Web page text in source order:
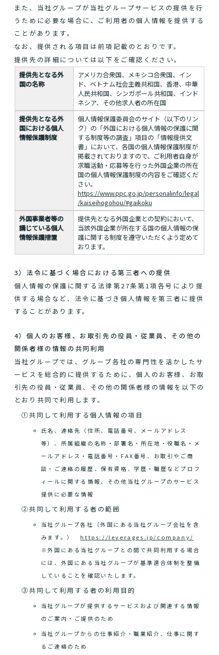
また、当社グループが当社グループサービスの提供を行
うために必要な場合に、ご利用者の個人情報を提供する
ことがあります。
なお、提供される項目は前項記載のとおりです。
提供先の詳細については以下をご確認ください。
提供先となる外
国の名称
アメリカ合衆国、メキシコ合衆国、イン
ド、ベトナム社会主義共和国、香港、中華
人民共和国、シンガポール共和国、インド
ネシア、その他求人者の所在国
提供先となる外
国における個人
情報保護制度
個人情報保護委員会のサイト（以下のリン
ク）の「外国における個人情報の保護に関
する制度等の調査」項目の「情報提供文
書」において、各国の個人情報保護制度が
掲載されておりますので、ご利用者自身が
求職活動・応募等を行った外国企業の所在
国の個人情報保護制度の内容をご確認くだ
さい。
https://www.ppc.go.jp/personalinfo/legal
/kaiseihogohou/#gaikoku
外国事業者等の
講じている個人
情報保護措置
提供先となる外国企業との契約において、
当該外国企業が所在する国の個人情報の保
護に関する制度を遵守いただくよう定めて
おります。
3）法令に基づく場合における第三者への提供
個人情報の保護に関する法律第27条第1項各号により提
供する場合など、法令に基づき個人情報を第三者に提供
することがあります。
4）個人のお客様、お取引先の役員・従業員、その他の
関係者様の情報の共同利用
当社グループでは、グループ各社の専門性を活かしたサ
ービスを総合的に提供するために、個人のお客様、お取
引先の役員・従業員、その他の関係者様の情報を以下の
とおり共同で利用します。
①共同して利用する個人情報の項目
氏名、連絡先（住所、電話番号、メールアドレス
等）、所属組織の名称・部署名・所在地・役職名・メ
ールアドレス・電話番号・FAX番号、お取引やご商
談・ご連絡の履歴、保有資格、学歴・職歴などプロフ
ィールに関する情報、その他当社グループのサービス
提供に必要な情報
②共同して利用する者の範囲
当社グループ各社（外国にある当社グループ会社を含
みます。） https://leverages.jp/company/
※外国にある当社グループとの間で共同利用する場合
には、外国にある当社グループが基準適合体制を整備
していることを確認いたします。
③共同して利用する者の利用目的
当社グループが提供するサービスおよび関連する情報
のご案内・ご提供のため
当社グループからの仕事紹介・職業紹介、仕事に関す
るご連絡のため